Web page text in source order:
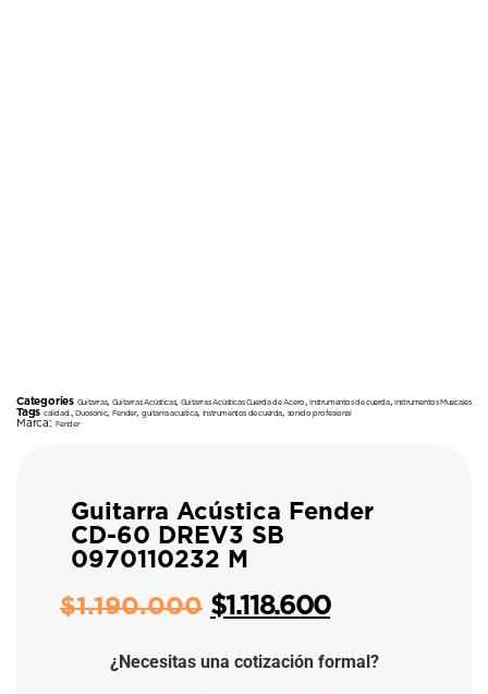
Categories Guitarras, Guitarras Acústicas, Guitarras Acústicas Cuerda de Acero ,Instrumentos de cuerda,Instrumentos Musicales
Tags calidad. ,Duosonic, Fender,guitarra acustica, Instrumentos de cuerda sonido profesional
Marca: Fender
Guitarra Acústica Fender
CD-60 DREV3 SB
0970110232 M
$1.190.000 $1.118.600
¿Necesitas una cotización formal?